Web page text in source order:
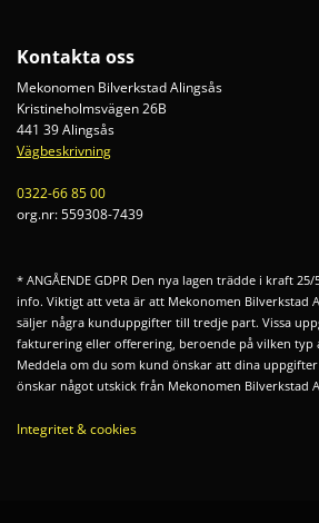
Kontakta oss
Mekonomen Bilverkstad Alingsås
Kristineholmsvägen 26B
441 39 Alingsås
Vägbeskrivning
0322-66 85 00
org.nr:559308-7439
* ANGÅENDE GDPR Den nya lagen trädde i kraft
info. Viktigt att veta är att Mekonomen Bilverkstad
säljer några kunduppgifter till tredje part. Vissa
fakturering eller offerering, beroende på vilken typ
Meddela om du som kund önskar att dina
önskar något utskick från Mekonomen Bilverkstad
Integritet & cookies